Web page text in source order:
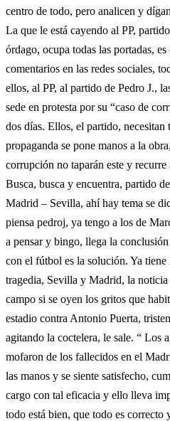
centro de todo, pero analicen y
La que le está cayendo al PP,
órdago, ocupa todas las portadas,
comentarios en las redes sociales,
ellos, al PP, al partido de Pedro J.,
sede en protesta por su “caso de
dos días. Ellos, el partido,
propaganda se pone manos a la
corrupción no taparán este y
Busca, busca y encuentra, partido
Madrid – Sevilla, ahí hay tema se
piensa pedroj, ya tengo a los de
a pensar y bingo, llega la
con el fútbol es la solución. Ya
tragedia, Sevilla y Madrid, la
campo si se oyen los gritos que
estadio contra Antonio Puerta,
agitando la coctelera, le sale. “ Los
mofaron de los fallecidos en el
las manos y se siente satisfecho,
cargo con tal eficacia y ello lleva
todo está bien, que todo es correcto